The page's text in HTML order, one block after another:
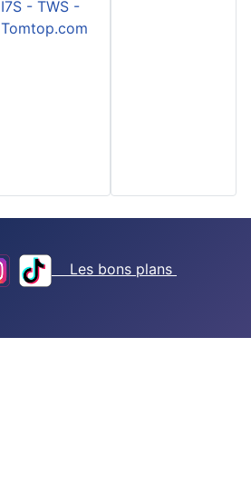
I7S - TWS -
Tomtop.com
Les bons plans